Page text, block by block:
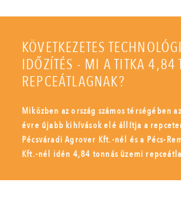
KÖVETKEZETES
IDŐZÍTÉS - MI A TITKA 4,84
REPCEÁTLAGNAK?
Miközben az ország számos térségében
évre újabb kihívások elé állítja a
Pécsváradi Agrover Kft.-nél és a Pécs-
Kft.-nél idén 4,84 tonnás üzemi